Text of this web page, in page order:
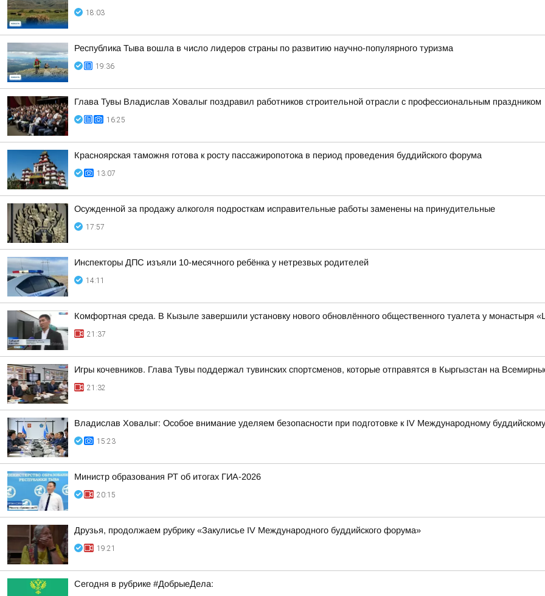
18:03
Республика Тыва вошла в число лидеров страны по развитию научно-популярного туризма
19:36
Глава Тувы Владислав Ховалыг поздравил работников строительной отрасли с профессиональным праздником
16:25
Красноярская таможня готова к росту пассажиропотока в период проведения буддийского форума
13:07
Осужденной за продажу алкоголя подросткам исправительные работы заменены на принудительные
17:57
Инспекторы ДПС изъяли 10-месячного ребёнка у нетрезвых родителей
14:11
Комфортная среда. В Кызыле завершили установку нового обновлённого общественного туалета у монастыря
21:37
Игры кочевников. Глава Тувы поддержал тувинских спортсменов, которые отправятся в Кыргызстан на
21:32
Владислав Ховалыг: Особое внимание уделяем безопасности при подготовке к IV Международному
15:23
Министр образования РТ об итогах ГИА-2026
20:15
Друзья, продолжаем рубрику «Закулисье IV Международного буддийского форума»
19:21
Сегодня в рубрике #ДобрыеДела: